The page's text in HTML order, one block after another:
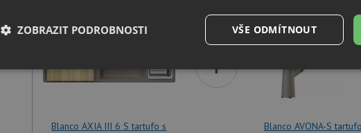
Blanco AXIA III 6 S tartufo s
+
Blanco AVONA-S tartufo
VŠE ODMÍTNOUT
ZOBRAZIT PODROBNOSTI
Nezbytně nutné
soubory
Výkonové
soubory
Soubory cílení Funkční